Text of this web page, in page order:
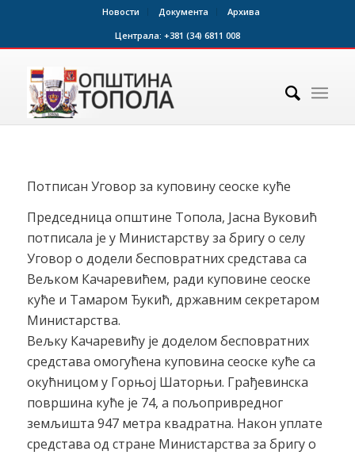
Новости Документа
Архива
Централа: +381 (34) 6811 008
Потписан Уговор за куповину сеоске куће
Председница општине Топола, Јасна Вуковић
потписала је у Министарству за бригу о селу
Уговор о додели бесповратних средстава са
Вељком Качаревићем, ради куповине сеоске
куће и Тамаром Ђукић, државним секретаром
Министарства.
Вељку Качаревићу је доделом бесповратних
средстава омогућена куповина сеоске куће са
окућницом у Горњој Шаторњи. Грађевинска
површина куће је 74, а пољопривредног
земљишта 947 метра квадратна. Након уплате
средстава од стране Министарства за бригу о